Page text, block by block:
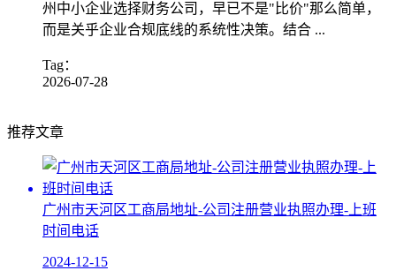
州中小企业选择财务公司，早已不是"比价"那么简单，
而是关乎企业合规底线的系统性决策。结合 ...
Tag：
2026-07-28
推荐文章
广州市天河区工商局地址-公司注册营业执照办理-上班
时间电话
2024-12-15